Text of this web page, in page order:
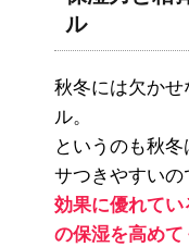
ル
秋冬には欠か
ル。
というのも秋
サつきやすい
効果に優れて
の保湿を高めて